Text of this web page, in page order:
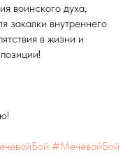
воинского духа,
закалки внутреннего
в жизни и
#МечевойБой